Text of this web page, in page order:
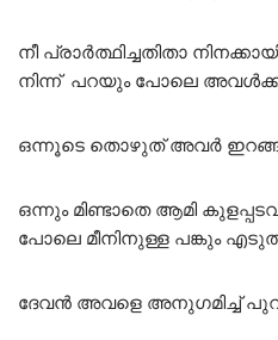
നീ പ്രാർത്ഥിച്ചതിതാ
നിന്ന് പറയും പോലെ
ഒന്നൂടെ തൊഴുത് അവർ
ഒന്നും മിണ്ടാതെ ആമി
പോലെ മീനിനുള്ള പങ്കും
ദേവൻ അവളെ അനുഗമിച്ച്